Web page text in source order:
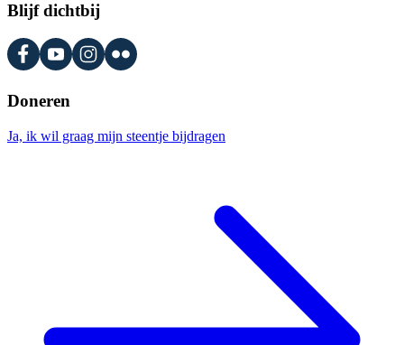
Blijf dichtbij
Doneren
Ja, ik wil graag mijn steentje bijdragen